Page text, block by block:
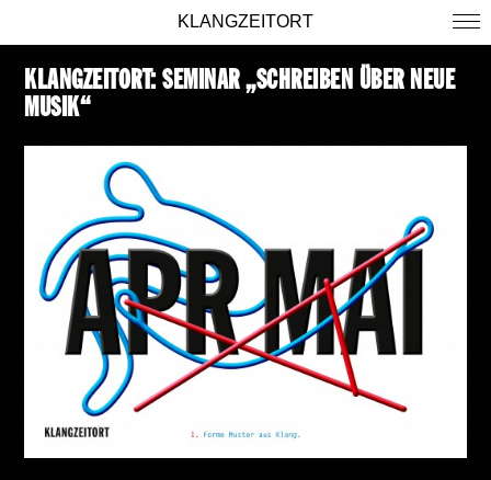
KLANGZEITORT
KLANGZEITORT: SEMINAR „SCHREIBEN ÜBER NEUE
MUSIK“